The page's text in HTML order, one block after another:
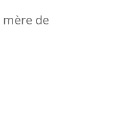
mère de